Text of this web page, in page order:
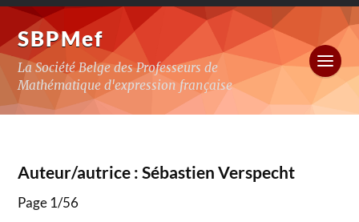
SBPMef
La Société Belge des Professeurs de
Mathématique d'expression française
Auteur/autrice :Sébastien Verspecht
Page 1/56